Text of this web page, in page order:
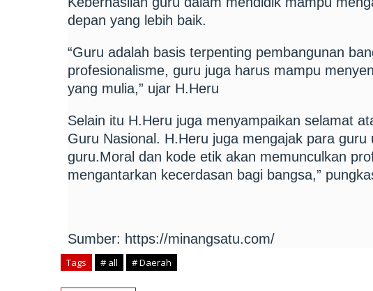
depan yang lebih baik.
“Guru adalah basis terpenting pembangunan
profesionalisme, guru juga harus mampu
yang mulia,” ujar H.Heru
Selain itu H.Heru juga menyampaikan selamat
Guru Nasional. H.Heru juga mengajak para
guru.Moral dan kode etik akan memunculkan
mengantarkan kecerdasan bagi bangsa,”
Sumber: https://minangsatu.com/
Tags # all # Daerah